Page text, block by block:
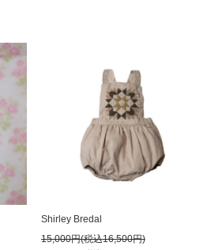
Shirley Bredal
15,000円(税込16,500円)